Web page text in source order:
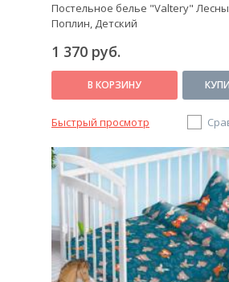
Постельное белье "Valtery"
Поплин, Детский
1 370 руб.
В КОРЗИНУ
Быстрый просмотр